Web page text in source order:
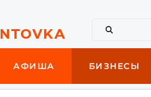
АФИША БИЗНЕСЫ